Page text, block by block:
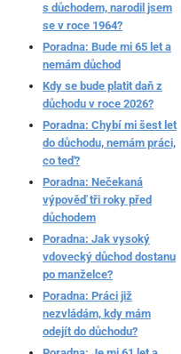
s důchodem, narodil jsem
se v roce 1964?
Poradna: Bude mi 65 let a
nemám důchod
Kdy se bude platit daň z
důchodu v roce 2026?
Poradna: Chybí mi šest let
do důchodu, nemám práci,
co teď?
Poradna: Nečekaná
výpověď tři roky před
důchodem
Poradna: Jak vysoký
vdovecký důchod dostanu
po manželce?
Poradna: Práci již
nezvládám, kdy mám
odejít do důchodu?